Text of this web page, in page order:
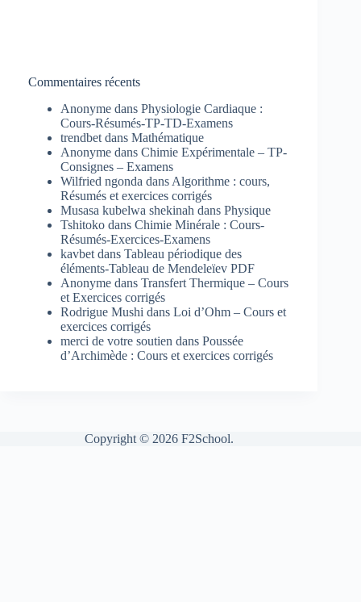
Commentaires récents
Anonyme dans Physiologie Cardiaque :
Cours-Résumés-TP-TD-Examens
trendbet dans Mathématique
Anonyme dans Chimie Expérimentale – TP-
Consignes – Examens
Wilfried ngonda dans Algorithme : cours,
Résumés et exercices corrigés
Musasa kubelwa shekinah dans Physique
Tshitoko dans Chimie Minérale : Cours-
Résumés-Exercices-Examens
kavbet dans Tableau périodique des
éléments-Tableau de Mendeleïev PDF
Anonyme dans Transfert Thermique – Cours
et Exercices corrigés
Rodrigue Mushi dans Loi d’Ohm – Cours et
exercices corrigés
merci de votre soutien dans Poussée
d’Archimède : Cours et exercices corrigés
Copyright © 2026 F2School.